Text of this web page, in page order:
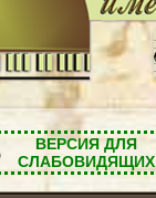
ВЕРСИЯ ДЛЯ
СЛАБОВИДЯЩИХ